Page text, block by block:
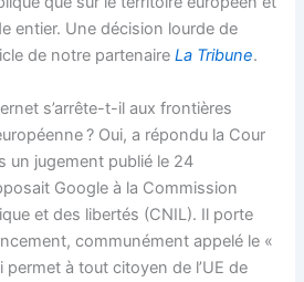
entier. Une décision lourde de
de notre partenaireLa Tribune.
s’arrête-t-il aux frontières
? Oui, a répondu la Cour
un jugement publié le 24
Google à la Commission
et des libertés (CNIL). Il porte
communément appelé le «
permet à tout citoyen de l’UE de